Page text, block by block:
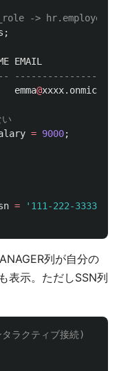
->
;
EMAIL
emma@xxxx.
= 9000;
= '111-222-3333'
列が自分の
表示。ただしSSN列
ラクティブ接続)